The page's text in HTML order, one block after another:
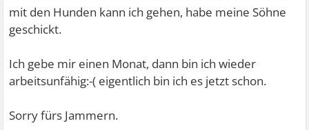
mit den Hunden kann ich gehen, habe meine Söhne
geschickt.
Ich gebe mir einen Monat, dann bin ich wieder
arbeitsunfähig:-( eigentlich bin ich es jetzt schon.
Sorry fürs Jammern.